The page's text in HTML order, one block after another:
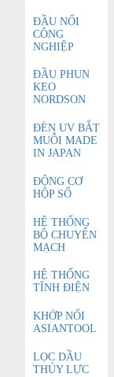
ĐẦU NỐI
CÔNG
NGHIỆP
ĐẦU PHUN
KEO
NORDSON
ĐÈN UV BẮT
MUỖI MADE
IN JAPAN
ĐỘNG CƠ
HỘP SỐ
HỆ THỐNG
BỘ CHUYỂN
MẠCH
HỆ THỐNG
TĨNH ĐIỆN
KHỚP NỐI
ASIANTOOL
LỌC DẦU
THỦY LỰC